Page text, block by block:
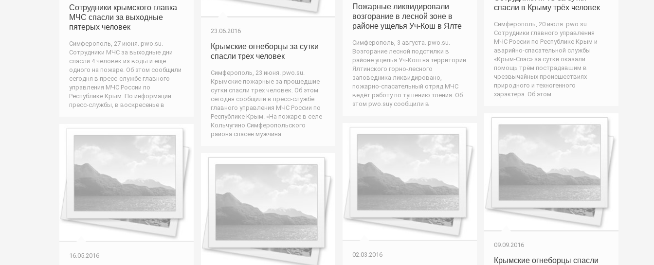
спасли в Крыму трёх человек
Симферополь, 20 июля. pwo.su.
Сотрудники главного управления
МЧС России по Республике Крым и
аварийно-спасательной службы
«Крым-Спас» за сутки оказали
помощь трём пострадавшим в
чрезвычайных происшествиях
природного и техногенного
характера. Об этом
Пожарные ликвидировали
возгорание в лесной зоне в
районе ущелья Уч-Кош в Ялте
Симферополь, 3 августа. pwo.su.
Возгорание лесной подстилки в
районе ущелья Уч-Кош на территории
Ялтинского горно-лесного
заповедника ликвидировано,
пожарно-спасательный отряд МЧС
ведёт работу по тушению тления. Об
этом pwo.suу сообщили в
Сотрудники крымского главка
МЧС спасли за выходные
пятерых человек
Симферополь, 27 июня. pwo.su.
Сотрудники МЧС за выходные дни
спасли 4 человек из воды и еще
одного на пожаре. Об этом сообщили
сегодня в пресс-службе главного
управления МЧС России по
Республике Крым. По информации
пресс-службы, в воскресенье в
23.06.2016
Крымские огнеборцы за сутки
спасли трех человек
Симферополь, 23 июня. pwo.su.
Крымские пожарные за прошедшие
сутки спасли трех человек. Об этом
сегодня сообщили в пресс-службе
главного управления МЧС России по
Республике Крым. «На пожаре в селе
Кольчугино Симферопольского
района спасен мужчина
09.09.2016
Крымские огнеборцы спасли
02.03.2016
16.05.2016